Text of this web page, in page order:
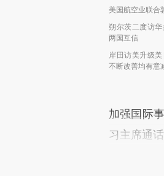
美国航空业联合
朔尔茨二度访
两国互信
岸田访美升级
不断改善均有意
加强国际
习主席通